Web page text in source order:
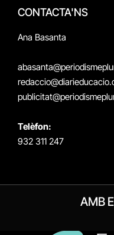
CONTACTA'NS
Ana Basanta
Telèfon:
932 311 247
AMB